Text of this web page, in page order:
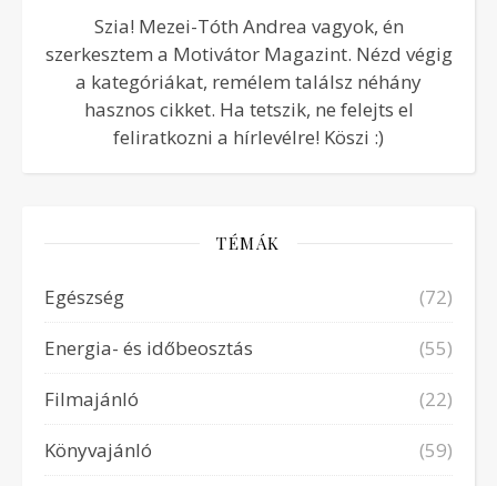
Szia! Mezei-Tóth Andrea vagyok, én
szerkesztem a Motivátor Magazint. Nézd végig
a kategóriákat, remélem találsz néhány
hasznos cikket. Ha tetszik, ne felejts el
feliratkozni a hírlevélre! Köszi :)
TÉMÁK
Egészség
(72)
Energia- és időbeosztás
(55)
Filmajánló
(22)
Könyvajánló
(59)